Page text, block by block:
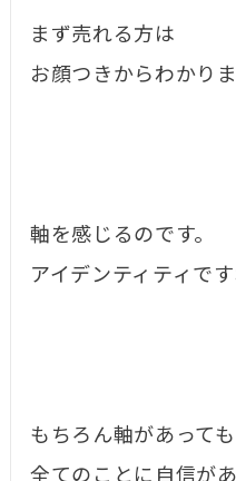
まず売れる方は
お顔つきからわかりま
軸を感じるのです。
アイデンティティです
もちろん軸があっても
全てのことに自信が